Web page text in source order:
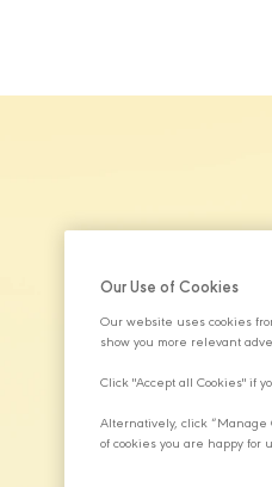
Our Use of Cookies
Our website uses cookies
show you more relevant
Click "Accept all Cookies" if
Alternatively, click “Manage
of cookies you are happy for